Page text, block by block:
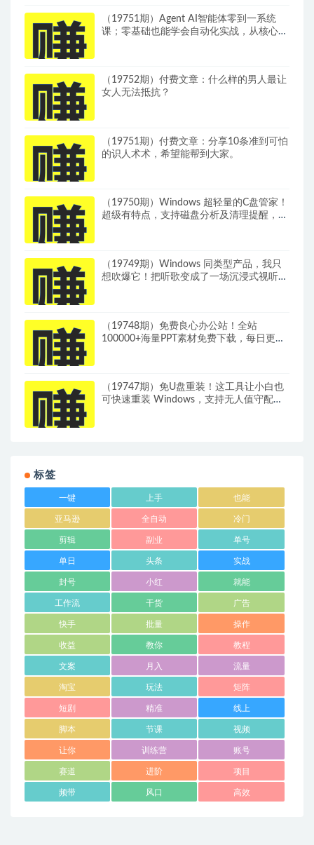
（19751期）Agent AI智能体零到一系统
课；零基础也能学会自动化实战，从核心概
（19752期）付费文章：什么样的男人最让
女人无法抵抗？
（19751期）付费文章：分享10条准到可怕
的识人术术，希望能帮到大家。
（19750期）Windows 超轻量的C盘管家！
超级有特点，支持磁盘分析及清理提醒，
（19749期）Windows 同类型产品，我只
想吹爆它！把听歌变成了一场沉浸式视听现
（19748期）免费良心办公站！全站
100000+海量PPT素材免费下载，每日更
（19747期）免U盘重装！这工具让小白也
可快速重装 Windows，支持无人值守配
标签
一键 上手 也能
亚马逊 全自动 冷门
剪辑 副业 单号
单日 头条 实战
封号 小红 就能
工作流 干货 广告
快手 批量 操作
收益 教你 教程
文案 月入 流量
淘宝 玩法 矩阵
短剧 精准 线上
脚本 节课 视频
让你 训练营 账号
赛道 进阶 项目
频带 风口 高效